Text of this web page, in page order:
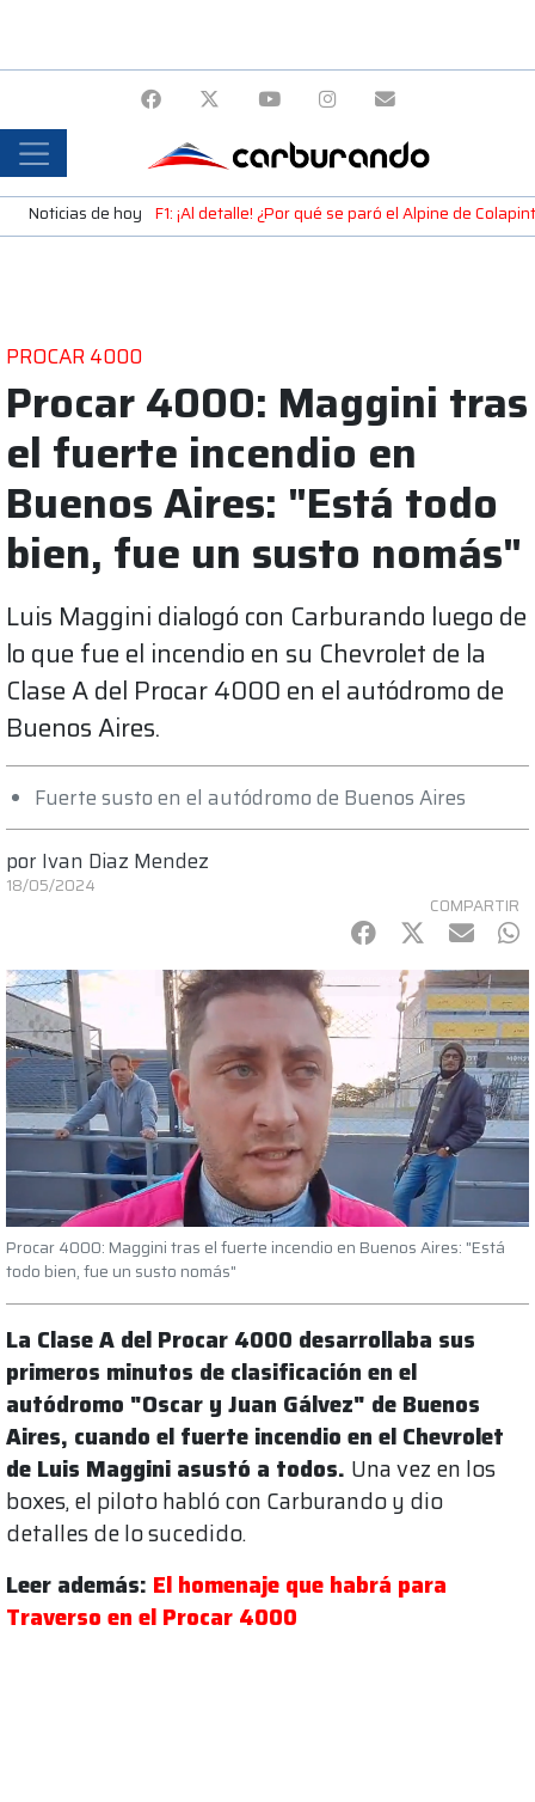
Noticias de hoy F1: ¡Al detalle! ¿Por qué se paró el Alpine de
PROCAR 4000
Procar 4000: Maggini tras
el fuerte incendio en
Buenos Aires: "Está todo
bien, fue un susto nomás"
Luis Maggini dialogó con Carburando luego de
lo que fue el incendio en su Chevrolet de la
Clase A del Procar 4000 en el autódromo de
Buenos Aires.
Fuerte susto en el autódromo de Buenos Aires
por Ivan Diaz Mendez
18/05/2024
COMPARTIR
Facebook
Twitter
mail
Procar 4000: Maggini tras el fuerte incendio en Buenos Aires: "Está
todo bien, fue un susto nomás"
La Clase A del Procar 4000 desarrollaba sus
primeros minutos de clasificación en el
autódromo "Oscar y Juan Gálvez" de Buenos
Aires, cuando el fuerte incendio en el Chevrolet
de Luis Maggini asustó a todos. Una vez en los
boxes, el piloto habló con Carburando y dio
detalles de lo sucedido.
Leer además: El homenaje que habrá para
Traverso en el Procar 4000